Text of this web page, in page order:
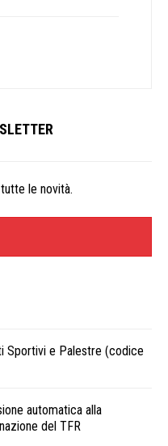
le novità.
Sportivi e Palestre (codice
automatica alla
del TFR